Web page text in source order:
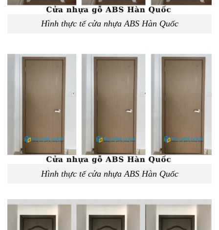
Hình thực tế cửa nhựa ABS Hàn Quốc
Hình thực tế cửa nhựa ABS Hàn Quốc